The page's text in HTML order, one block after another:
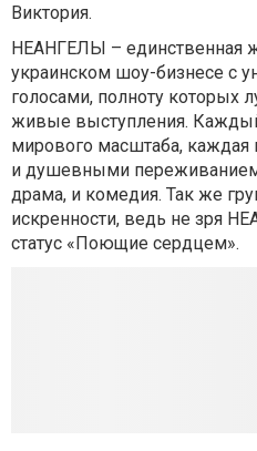
Виктория.
НЕАНГЕЛЫ – единственная
украинском шоу-бизнесе с
голосами, полноту которых
живые выступления.
мирового масштаба, каждая
и душевными
драма, и комедия. Так же
искренности, ведь не зря
статус «Поющие сердцем».